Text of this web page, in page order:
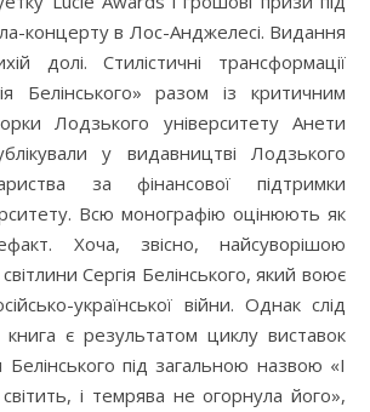
концерту в Лос-Анджелесі. Видання
долі. Стилістичні трансформації
Белінського» разом із критичним
Лодзького університету Анети
у видавництві Лодзького
за фінансової підтримки
Всю монографію оцінюють як
Хоча, звісно, найсуворішою
Сергія Белінського, який воює
української війни. Однак слід
є результатом циклу виставок
Белінського під загальною назвою «І
і темрява не огорнула його»,